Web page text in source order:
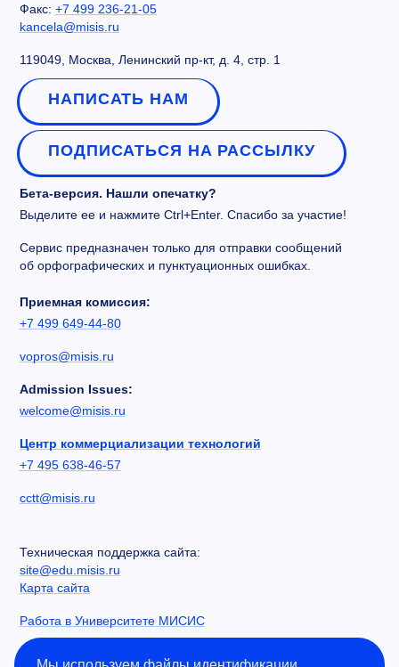
Факс: +7 499 236-21-05
kancela@misis.ru
119049, Москва, Ленинский пр-кт, д. 4, стр. 1
НАПИСАТЬ НАМ
ПОДПИСАТЬСЯ НА РАССЫЛКУ
Бета-версия. Нашли опечатку?
Выделите ее и нажмите Ctrl+Enter. Спасибо за участие!
Сервис предназначен только для отправки сообщений
об орфографических и пунктуационных ошибках.
Приемная комиссия:
+7 499 649-44-80
vopros@misis.ru
Admission Issues:
welcome@misis.ru
Центр коммерциализации технологий
+7 495 638-46-57
cctt@misis.ru
Техническая поддержка сайта:
site@edu.misis.ru
Карта сайта
Работа в Университете МИСИС
Сведения об образовательной организации